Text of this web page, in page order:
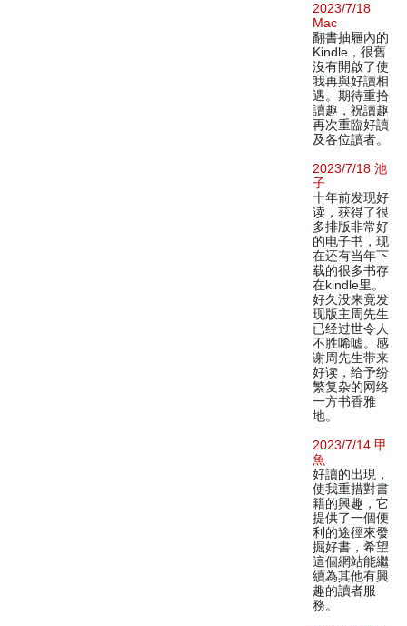
2023/7/18
Mac
翻書抽屜內的
Kindle，很舊
沒有開啟了使
我再與好讀相
遇。期待重拾
讀趣，祝讀趣
再次重臨好讀
及各位讀者。
2023/7/18 池
子
十年前发现好
读，获得了很
多排版非常好
的电子书，现
在还有当年下
载的很多书存
在kindle里。
好久没来竟发
现版主周先生
已经过世令人
不胜唏嘘。感
谢周先生带来
好读，给予纷
繁复杂的网络
一方书香雅
地。
2023/7/14 甲
魚
好讀的出現，
使我重措對書
籍的興趣，它
提供了一個便
利的途徑來發
掘好書，希望
這個網站能繼
續為其他有興
趣的讀者服
務。